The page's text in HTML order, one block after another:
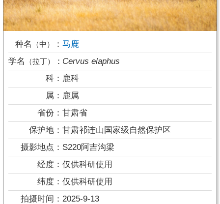
种名 （中） ： 马鹿
学名
（拉丁） ： Cervus elaphus
科： 鹿科
属： 鹿属
省份： 甘肃省
保护地： 甘肃祁连山国家级自然保护区
摄影地点： S220阿吉沟梁
经度： 仅供科研使用
纬度： 仅供科研使用
拍摄时间： 2025-9-13